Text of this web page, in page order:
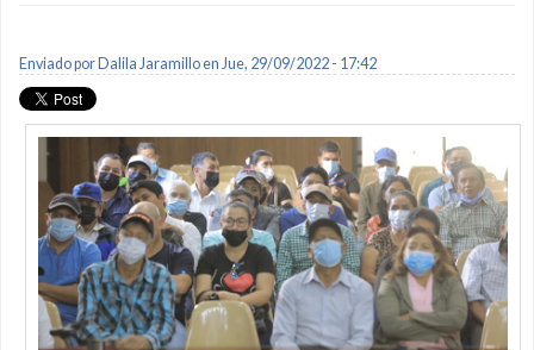
Enviado por Dalila Jaramilloen Jue, 29/09/2022 - 17:42